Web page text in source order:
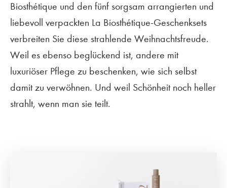
Biosthétique und den fünf sorgsam arrangierten und
liebevoll verpackten La Biosthétique-Geschenksets
verbreiten Sie diese strahlende Weihnachtsfreude.
Weil es ebenso beglückend ist, andere mit
luxuriöser Pflege zu beschenken, wie sich selbst
damit zu verwöhnen. Und weil Schönheit noch heller
strahlt, wenn man sie teilt.